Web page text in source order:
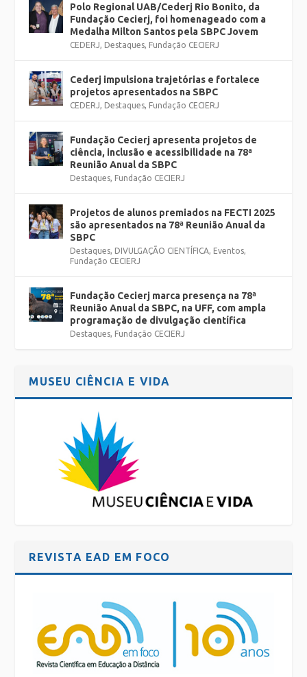
Polo Regional UAB/Cederj Rio Bonito, da
Fundação Cecierj, foi homenageado com a
Medalha Milton Santos pela SBPC Jovem
CEDERJ, Destaques, Fundação CECIERJ
Cederj impulsiona trajetórias e fortalece
projetos apresentados na SBPC
CEDERJ, Destaques, Fundação CECIERJ
Fundação Cecierj apresenta projetos de
ciência, inclusão e acessibilidade na 78ª
Reunião Anual da SBPC
Destaques, Fundação CECIERJ
Projetos de alunos premiados na FECTI 2025
são apresentados na 78ª Reunião Anual da
SBPC
Destaques, DIVULGAÇÃO CIENTÍFICA, Eventos,
Fundação CECIERJ
Fundação Cecierj marca presença na 78ª
Reunião Anual da SBPC, na UFF, com ampla
programação de divulgação científica
Destaques, Fundação CECIERJ
MUSEU CIÊNCIA E VIDA
REVISTA EAD EM FOCO